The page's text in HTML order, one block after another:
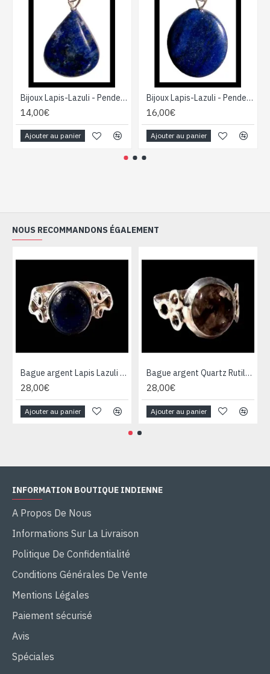
Bijoux Lapis-Lazuli - Pendentif indien - Bijoux fantaisie
14,00€
Ajouter au panier
Bijoux Lapis-Lazuli - Pendentif indien - Bijoux fantaisie
16,00€
Ajouter au panier
NOUS RECOMMANDONS ÉGALEMENT
Bague argent Lapis Lazuli - Bijoux Inde - Bijoux indiens
28,00€
Ajouter au panier
Bague argent Quartz Rutile - Bague indienne - Bijoux indiens
28,00€
Ajouter au panier
INFORMATION BOUTIQUE INDIENNE
A Propos De Nous
Informations Sur La Livraison
Politique De Confidentialité
Conditions Générales De Vente
Mentions Légales
Paiement sécurisé
Avis
Spéciales